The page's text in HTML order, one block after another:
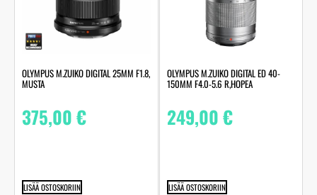
OLYMPUS M.ZUIKO DIGITAL 25MM F1.8,
MUSTA
375,00€
LISÄÄ OSTOSKORIIN
OLYMPUS M.ZUIKO DIGITAL ED 40-
150MM F4.0-5.6 R,HOPEA
249,00€
LISÄÄ OSTOSKORIIN